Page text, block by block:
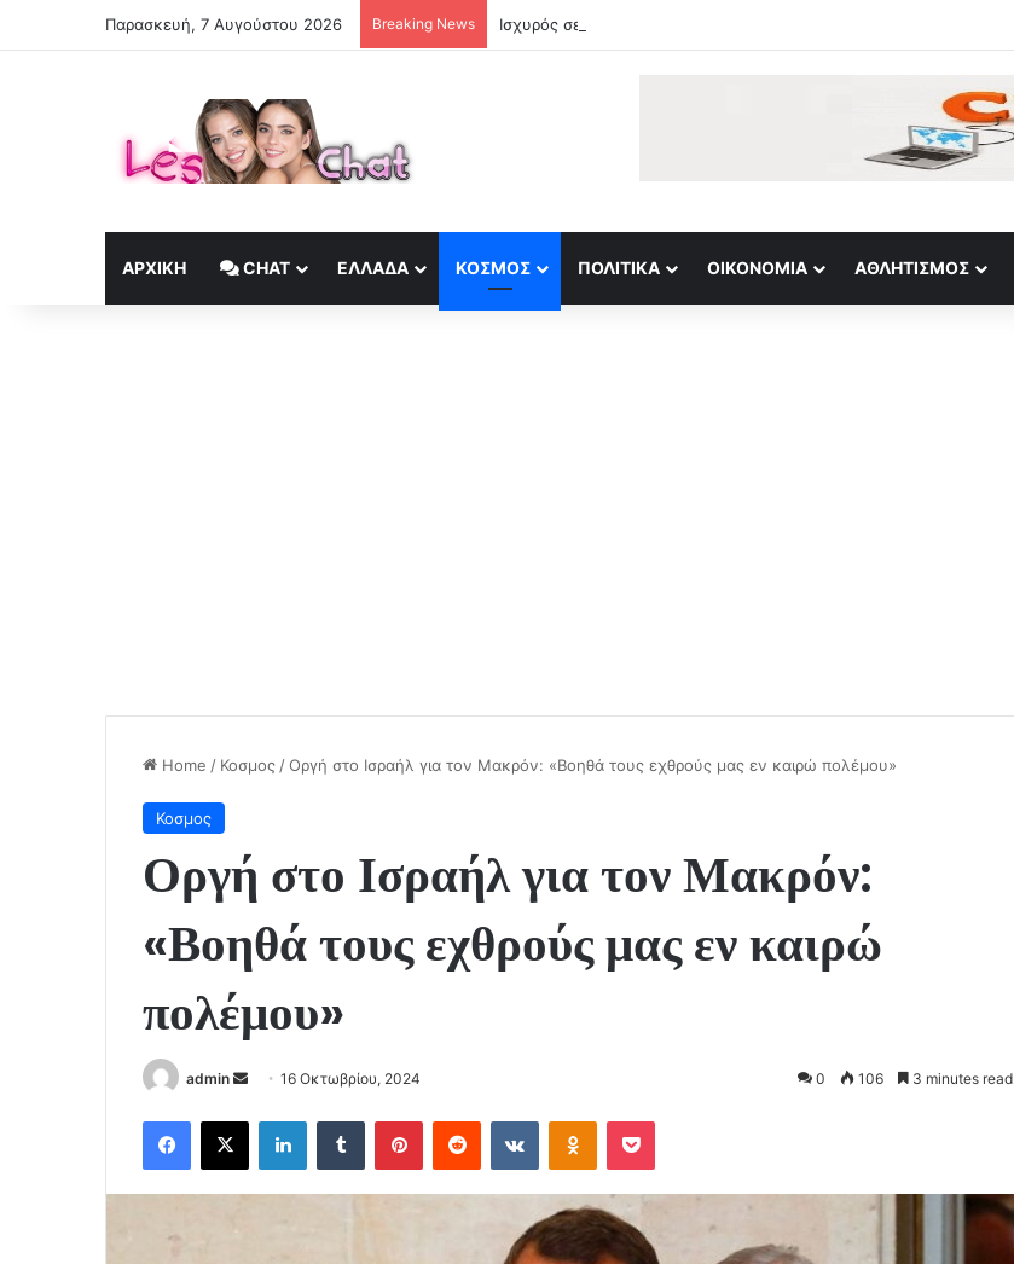
Παρασκευή, 7 Αυγούστου 2026 Breaking News
ΑΡΧΙΚΉ CHAT ΕΛΛΆΔΑ ΚΟΣΜΟΣ ΠΟΛΙΤΙΚΆ ΟΙΚΟΝΟΜΊΑ ΑΘΛΗΤΙΣΜΌΣ
Home / Κοσμος /Οργή στο Ισραήλ για τον Μακρόν: «Βοηθά τους εχθρούς μας εν καιρώ πολέμου»
Κοσμος
Οργή στο Ισραήλ για τον Μακρόν:
«Βοηθά τους εχθρούς μας εν καιρώ
πολέμου»
admin
Send
email
16 Οκτωβρίου, 2024 0 106 3 minutes read
Facebook
X LinkedInTumblr PinterestReddit VKontakteOdnoklassniki
Pocket